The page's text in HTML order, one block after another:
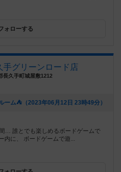
ォローする
手グリーンロード店
長久手町城屋敷1212
ム⛺️（2023年06月12日 23時49分）
… 誰とでも楽しめるボードゲームで
内に、 ボードゲームで遊...